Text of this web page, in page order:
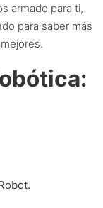
armado para ti,
para saber más